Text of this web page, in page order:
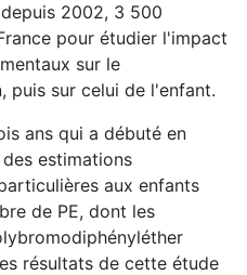
2002, 3 500
pour étudier l'impact
sur le
puis sur celui de l'enfant.
ans qui a débuté en
estimations
aux enfants
de PE, dont les
résultats de cette étude